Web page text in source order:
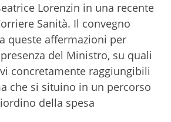
Lorenzin in una recente
Sanità. Il convegno
queste affermazioni per
del Ministro, su quali
concretamente raggiungibili
che si situino in un percorso
della spesa